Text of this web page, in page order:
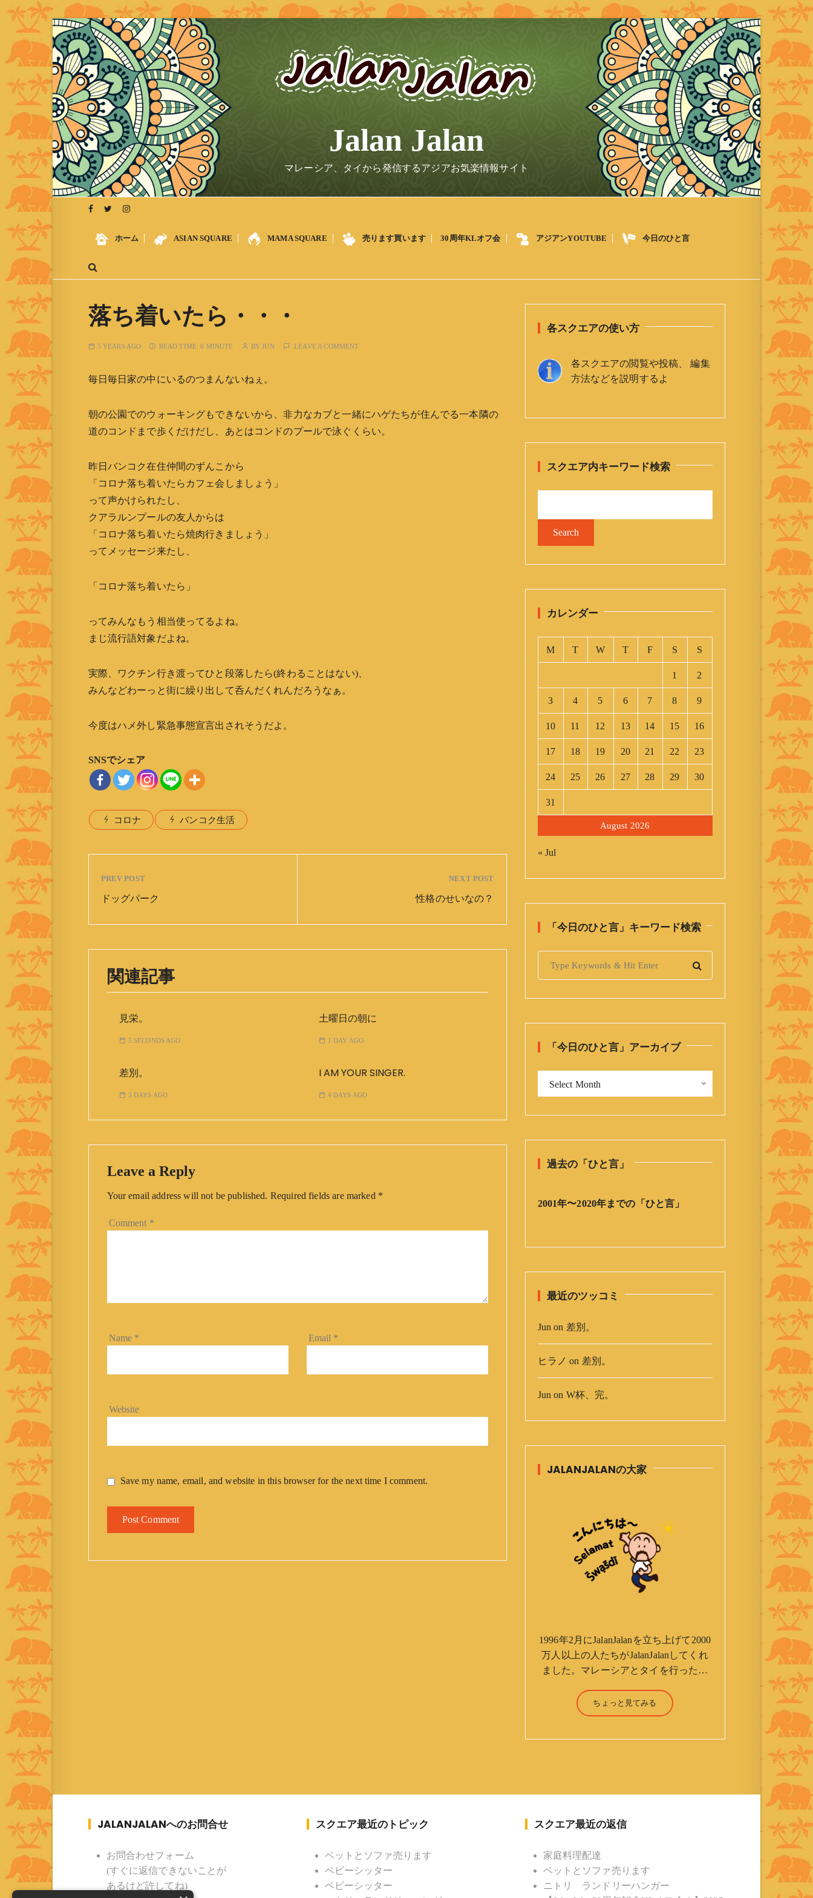
S
k
i
p
t
o
c
o
n
e
n
Jalan Jalan
マレーシア、タイから発信するアジアお気楽情報サイト
ホーム ASIAN SQUARE MAMA SQUARE 売ります買います 30周年KLオフ会 アジアンYOUTUBE 今日のひと言
落ち着いたら・・・
5 YEARS AGO READ TIME:0 MINUTE BYJUN LEAVE A COMMENT
毎日毎日家の中にいるのつまんないねぇ。
朝の公園でのウォーキングもできないから、非力なカブと一緒にハゲたちが住んでる一本隣の
道のコンドまで歩くだけだし、あとはコンドのプールで泳ぐくらい。
昨日バンコク在住仲間のずんこから
「コロナ落ち着いたらカフェ会しましょう」
って声かけられたし、
クアラルンプールの友人からは
「コロナ落ち着いたら焼肉行きましょう」
ってメッセージ来たし、
「コロナ落ち着いたら」
ってみんなもう相当使ってるよね。
まじ流行語対象だよね。
実際、ワクチン行き渡ってひと段落したら(終わることはない)、
みんなどわーっと街に繰り出して呑んだくれんだろうなぁ。
今度はハメ外し緊急事態宣言出されそうだよ。
SNSでシェア
コロナ バンコク生活
PREV POST
ドッグパーク
NEXT POST
性格のせいなの？
関連記事
見栄。
5 SECONDS AGO
土曜日の朝に
1 DAY AGO
差別。
3 DAYS AGO
I AM YOUR SINGER.
4 DAYS AGO
Leave a Reply
Your email address will not be published. Required fields are marked *
Comment *
Name * Email *
Website
Save my name, email, and website in this browser for the next time I comment.
各スクエアの使い方
各スクエアの閲覧や投稿、 編集
方法などを説明するよ
スクエア内キーワード検索
カレンダー
August 2026
M T W T F S S
1 2
3 4 5 6 7 8 9
10 11 12 13 14 15 16
17 18 19 20 21 22 23
24 25 26 27 28 29 30
31
« Jul
「今日のひと言」キーワード検索
「今日のひと言」アーカイブ
ひ
言
ア
Select Month
過去の「ひと言」
2001年〜2020年までの「ひと言」
最近のツッコミ
Jun on 差別。
ヒラノ on 差別。
Jun on W杯、完。
JALANJALANの大家
1996年2月にJalanJalanを立ち上げて2000
万人以上の人たちがJalanJalanしてくれ
ました。マレーシアとタイを行ったり
に鼻くそほじりながらやってます。 山
森 淳（Jun Yamamori） 生年月
ぎ) テニス、スキー、ロ
ル KLソフトボール
「JalanJalan」「J Bothers」の監
督 BKKソフトボール
ちょっと見てみる
JALANJALANへのお問合せ
お問合わせフォーム
(すぐに返信できないことが
あるけど許してね)
スクエア最近のトピック
ベットとソファ売ります
ベビーシッター
ベビーシッター
スクエア最近の返信
家庭料理配達
ベットとソファ売ります
ニトリ ランドリーハンガー